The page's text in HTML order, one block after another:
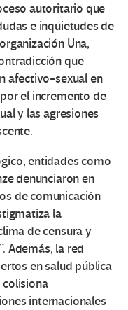
autoritario que
e inquietudes de
Una,
que
afectivo-sexual en
el incremento de
y las agresiones
entidades como
denunciaron en
de comunicación
la
de censura y
Además, la red
en salud pública
internacionales